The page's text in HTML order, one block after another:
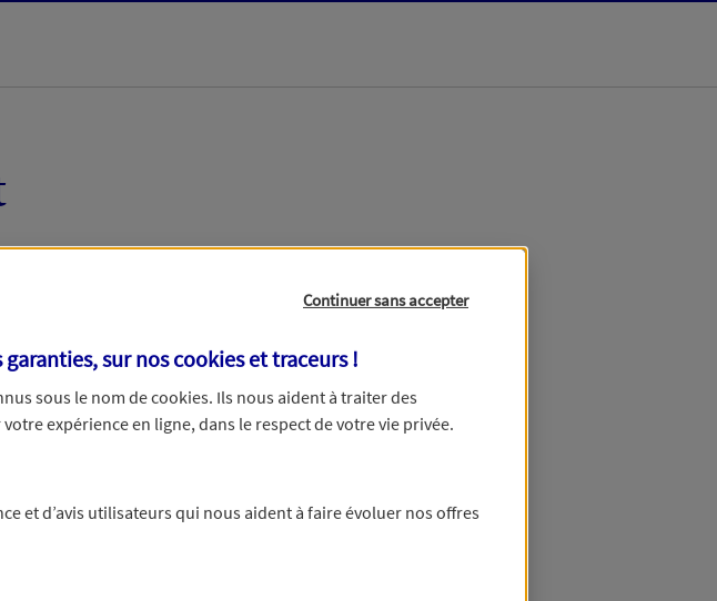
d’informations,
Continuer sans accepter
garanties, sur noscookies et traceurs!
sous le nom decookies. Ils nous aident à traiter des
expérience en ligne, dans le respect de votre vie privée.
et d’avis utilisateurs qui nous aident à faire évoluer nos offres